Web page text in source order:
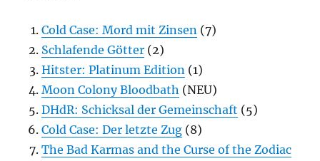
Cold Case: Mord mit Zinsen (7)
Schlafende Götter (2)
Hitster: Platinum Edition (1)
Moon Colony Bloodbath (NEU)
DHdR: Schicksal der Gemeinschaft (5)
Cold Case: Der letzte Zug (8)
The Bad Karmas and the Curse of the Zodiac